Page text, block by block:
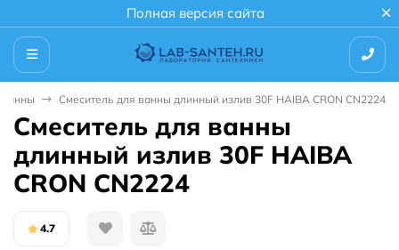
Полная версия сайта
ванны Смеситель для ванны длинный излив 30F HAIBA CRON CN2224
Смеситель для ванны
длинный излив 30F HAIBA
CRON CN2224
4.7